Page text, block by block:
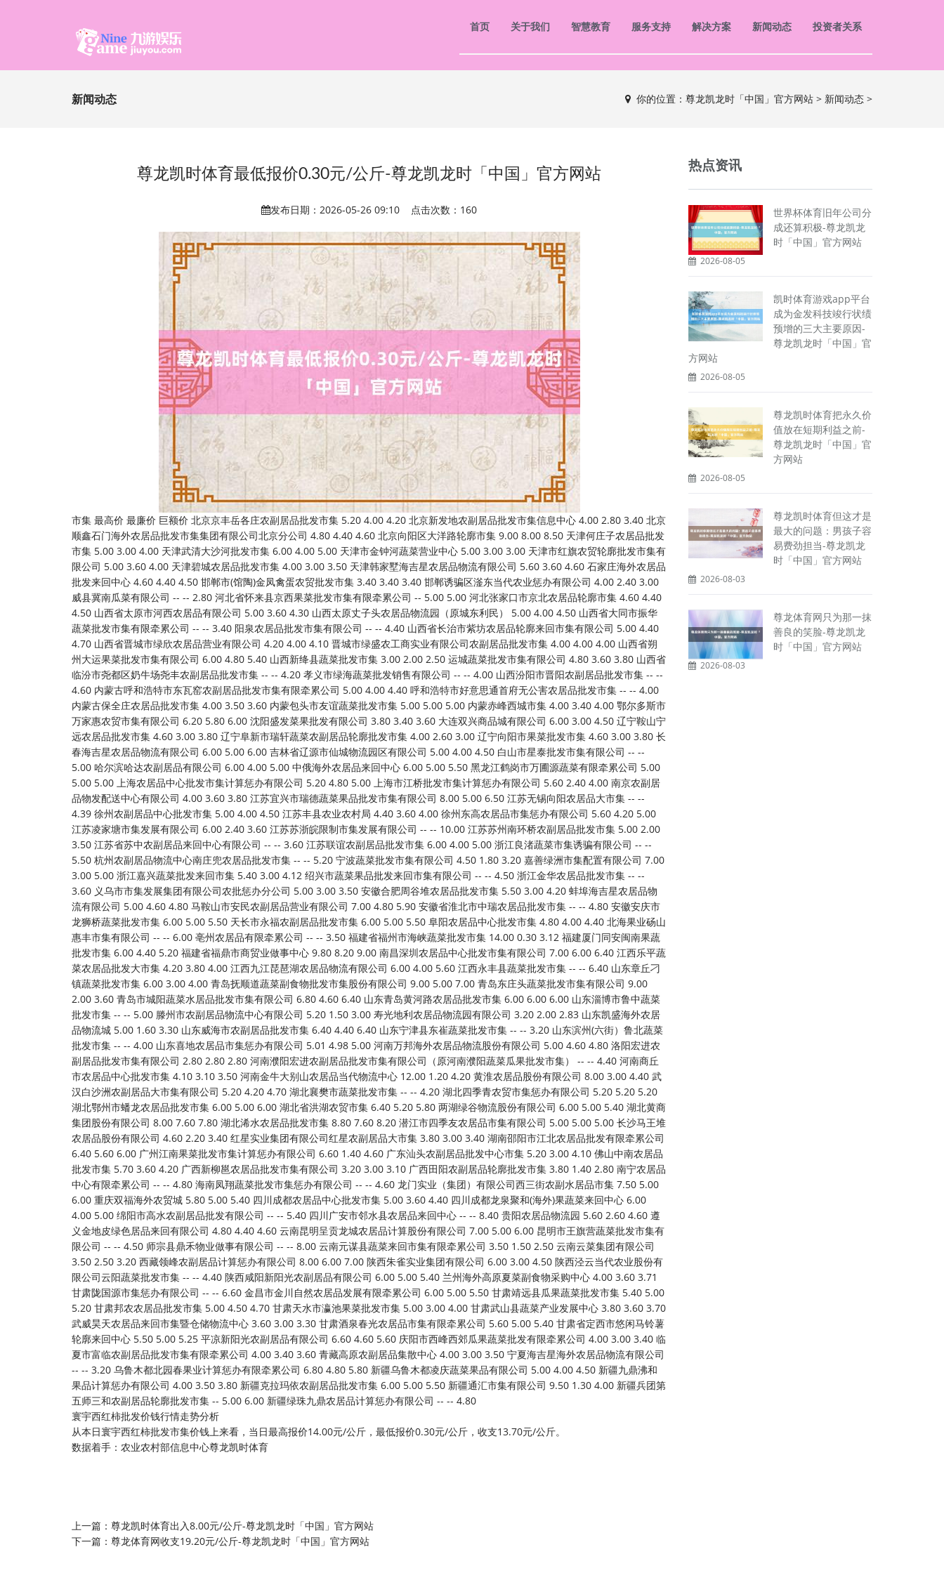
首页 关于我们 智慧教育 服务支持 解决方案 新闻动态 投资者关系
新闻动态 你的位置： 尊龙凯龙时「中国」官方网站 > 新闻动态 >
尊龙凯时体育最低报价0.30元/公斤-尊龙凯龙时「中国」官方网站
发布日期：2026-05-26 09:10 点击次数：160
市集 最高价 最廉价 巨额价 北京京丰岳各庄农副居品批发市集 5.20 4.00 4.20 北京新发地农副居品批发市集信息中心 4.00 2.80 3.40 北京顺鑫石门海外农居品批发市集集团有限公司北京分公司 4.80 4.40 4.60 北京向阳区大洋路轮廓市集 9.00 8.00 8.50 天津何庄子农居品批发市集 5.00 3.00 4.00 天津武清大沙河批发市集 6.00 4.00 5.00 天津市金钟河蔬菜营业中心 5.00 3.00 3.00 天津市红旗农贸轮廓批发市集有限公司 5.00 3.60 4.00 天津碧城农居品批发市集 4.00 3.00 3.50 天津韩家墅海吉星农居品物流有限公司 5.60 3.60 4.60 石家庄海外农居品批发来回中心 4.60 4.40 4.50 邯郸市(馆陶)金凤禽蛋农贸批发市集 3.40 3.40 3.40 邯郸诱骗区滏东当代农业惩办有限公司 4.00 2.40 3.00 威县冀南瓜菜有限公司 -- -- 2.80 河北省怀来县京西果菜批发市集有限牵累公司 -- 5.00 5.00 河北张家口市京北农居品轮廓市集 4.60 4.40 4.50 山西省太原市河西农居品有限公司 5.00 3.60 4.30 山西太原丈子头农居品物流园（原城东利民） 5.00 4.00 4.50 山西省大同市振华蔬菜批发市集有限牵累公司 -- -- 3.40 阳泉农居品批发市集有限公司 -- -- 4.40 山西省长治市紫坊农居品轮廓来回市集有限公司 5.00 4.40 4.70 山西省晋城市绿欣农居品营业有限公司 4.20 4.00 4.10 晋城市绿盛农工商实业有限公司农副居品批发市集 4.00 4.00 4.00 山西省朔州大运果菜批发市集有限公司 6.00 4.80 5.40 山西新绛县蔬菜批发市集 3.00 2.00 2.50 运城蔬菜批发市集有限公司 4.80 3.60 3.80 山西省临汾市尧都区奶牛场尧丰农副居品批发市集 -- -- 4.20 孝义市绿海蔬菜批发销售有限公司 -- -- 4.00 山西汾阳市晋阳农副居品批发市集 -- -- 4.60 内蒙古呼和浩特市东瓦窑农副居品批发市集有限牵累公司 5.00 4.00 4.40 呼和浩特市好意思通首府无公害农居品批发市集 -- -- 4.00 内蒙古保全庄农居品批发市集 4.00 3.50 3.60 内蒙包头市友谊蔬菜批发市集 5.00 5.00 5.00 内蒙赤峰西城市集 4.00 3.40 4.00 鄂尔多斯市万家惠农贸市集有限公司 6.20 5.80 6.00 沈阳盛发菜果批发有限公司 3.80 3.40 3.60 大连双兴商品城有限公司 6.00 3.00 4.50 辽宁鞍山宁远农居品批发市集 4.60 3.00 3.80 辽宁阜新市瑞轩蔬菜农副居品轮廓批发市集 4.00 2.60 3.00 辽宁向阳市果菜批发市集 4.60 3.00 3.80 长春海吉星农居品物流有限公司 6.00 5.00 6.00 吉林省辽源市仙城物流园区有限公司 5.00 4.00 4.50 白山市星泰批发市集有限公司 -- -- 5.00 哈尔滨哈达农副居品有限公司 6.00 4.00 5.00 中俄海外农居品来回中心 6.00 5.00 5.50 黑龙江鹤岗市万圃源蔬菜有限牵累公司 5.00 5.00 5.00 上海农居品中心批发市集计算惩办有限公司 5.20 4.80 5.00 上海市江桥批发市集计算惩办有限公司 5.60 2.40 4.00 南京农副居品物发配送中心有限公司 4.00 3.60 3.80 江苏宜兴市瑞德蔬菜果品批发市集有限公司 8.00 5.00 6.50 江苏无锡向阳农居品大市集 -- -- 4.39 徐州农副居品中心批发市集 5.00 4.00 4.50 江苏丰县农业农村局 4.40 3.60 4.00 徐州东高农居品市集惩办有限公司 5.60 4.20 5.00 江苏凌家塘市集发展有限公司 6.00 2.40 3.60 江苏苏浙皖限制市集发展有限公司 -- -- 10.00 江苏苏州南环桥农副居品批发市集 5.00 2.00 3.50 江苏省苏中农副居品来回中心有限公司 -- -- 3.60 江苏联谊农副居品批发市集 6.00 4.00 5.00 浙江良渚蔬菜市集诱骗有限公司 -- -- 5.50 杭州农副居品物流中心南庄兜农居品批发市集 -- -- 5.20 宁波蔬菜批发市集有限公司 4.50 1.80 3.20 嘉善绿洲市集配置有限公司 7.00 3.00 5.00 浙江嘉兴蔬菜批发来回市集 5.40 3.00 4.12 绍兴市蔬菜果品批发来回市集有限公司 -- -- 4.50 浙江金华农居品批发市集 -- -- 3.60 义乌市市集发展集团有限公司农批惩办分公司 5.00 3.00 3.50 安徽合肥周谷堆农居品批发市集 5.50 3.00 4.20 蚌埠海吉星农居品物流有限公司 5.00 4.60 4.80 马鞍山市安民农副居品营业有限公司 7.00 4.80 5.90 安徽省淮北市中瑞农居品批发市集 -- -- 4.80 安徽安庆市龙狮桥蔬菜批发市集 6.00 5.00 5.50 天长市永福农副居品批发市集 6.00 5.00 5.50 阜阳农居品中心批发市集 4.80 4.00 4.40 北海果业砀山惠丰市集有限公司 -- -- 6.00 亳州农居品有限牵累公司 --
寰宇西红柿批发价钱行情走势分析
从本日寰宇西红柿批发市集价钱上来看，当日最高报价14.00元/公斤，最低报价0.30元/公斤，收支13.70元/公斤。
数据着手：农业农村部信息中心尊龙凯时体育
上一篇： 尊龙凯时体育出入8.00元/公斤-尊龙凯龙时「中国」官方网站
下一篇： 尊龙体育网收支19.20元/公斤-尊龙凯龙时「中国」官方网站
热点资讯
世界杯体育旧年公司分
成还算积极-尊龙凯龙
时「中国」官方网站
2026-08-05
凯时体育游戏app平台
成为金发科技竣行状绩
预增的三大主要原因-
尊龙凯龙时「中国」官
方网站
2026-08-05
尊龙凯时体育把永久价
值放在短期利益之前-
尊龙凯龙时「中国」官
方网站
2026-08-05
尊龙凯时体育但这才是
最大的问题：男孩子容
易费劲担当-尊龙凯龙
时「中国」官方网站
2026-08-03
尊龙体育网只为那一抹
善良的笑脸-尊龙凯龙
时「中国」官方网站
2026-08-03